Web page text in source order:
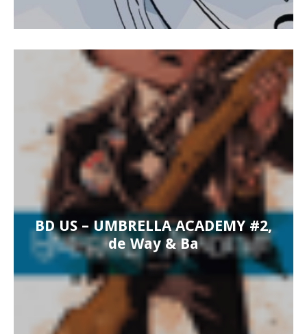
BD US – UMBRELLA ACADEMY #2,
de Way & Ba